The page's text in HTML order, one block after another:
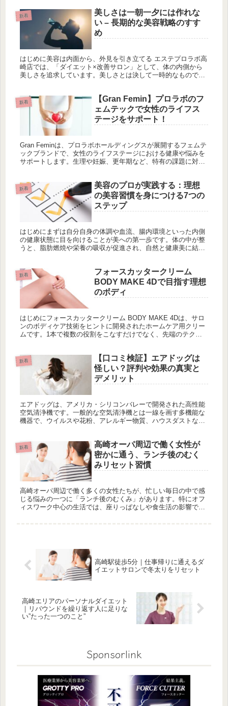
新着
美しさは一朝一夕には作れな
い – 長期的な美容戦略のすす
め
はじめに美容は内面から、外見を引き立てる エステプロラボ高
崎店では、「ダイエット×改善サロン」として、体の内側から
美しさを追求しています。美しさとは決して一時的なものでな
新着
【Gran Femin】プロラボのフ
ェムテックで女性のライフス
テージをサポート！
Gran Feminは、プロラボホールディングスが展開するフェムテ
ックブランドで、女性のライフステージにおける健康や悩みを
サポートします。生理や妊娠、更年期など、特有の課題に対し
理を支援する「フェムクリア」、美容効果を追求する「フェム
セラム」、妊娠や産後のケアに特化した「フェムウォッシュ」
があり、それぞれ女性特有のニーズに応えています。また、エ
ステプロラボ高崎では、内面美容や健康的な生活習慣を重視
し、個々の体質に合わせたオーダーメイドプログラムを提供。
これらの取り組みを通じて、女性が健康で充実した生活を送れ
る未来を目指しています。
新着
美容のプロが実践する：理想
の美容習慣を身につける7つの
ステップ
はじめにまずは自分自身の体調や血流、腸内環境といった内側
の健康状態に目を向けることが美への第一歩です。体の中が整
うと、脂肪燃焼や栄養の吸収が促進され、自然と健康美に結び
新着
フォースカッタークリーム
BODY MAKE 4Dで目指す理想
のボディ
はじめにフォースカッタークリーム BODY MAKE 4Dは、サロ
ンのボディケア技術をヒントに開発されたホームケア用クリー
ムです。1本で複数の役割をこなすだけでなく、先端のテクノ
新着
【口コミ検証】エアドッグは
怪しい？評判や効果の真実と
デメリット
エアドッグは、アメリカ・シリコンバレーで開発された高性能
空気清浄機です。一般的な空気清浄機とは一線を画す多機能な
機器で、ウイルスや花粉、アレルギー物質、ハウスダストな
新着
高崎オーパ周辺で働く女性が
密かに通う、ランチ後のむく
みリセット習慣
高崎オーパ周辺で働く多くの女性たちが、忙しい毎日の中で感
じる悩みの一つに「ランチ後のむくみ」があります。特にオフ
ィスワーク中心の生活では、座りっぱなしや食生活の影響で午
高崎駅徒歩5分｜仕事帰りに通えるダ
イエットサロンで冬太りをリセット
高崎エリアのパーソナルダイエット
｜リバウンドを繰り返す人に足りな
い”たった一つのこと”
Sponsorlink